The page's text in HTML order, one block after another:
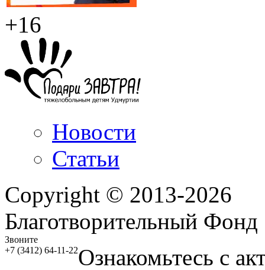
+16
Новости
Статьи
Copyright © 2013-2026
Благотворительный
Звоните
+7 (3412) 64-11-22Ознакомьтесь с